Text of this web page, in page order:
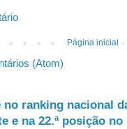
Página inicial
(Atom)
no ranking nacional
e na 22.ª posição